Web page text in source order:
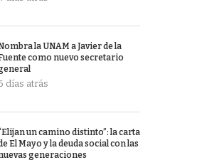
la UNAM a Javier de la
como nuevo secretario
días atrás
un camino distinto”: la carta
El Mayo y la deuda social con las
generaciones